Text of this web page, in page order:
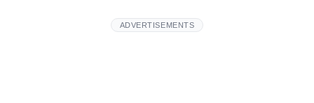
ADVERTISEMENTS